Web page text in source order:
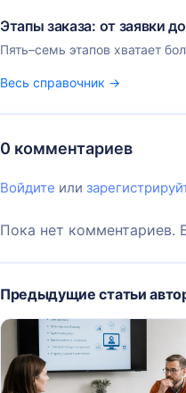
Этапы заказа: от заявки
Пять–семь этапов хватает
Весь справочник →
0 комментариев
Войдите или
Пока нет комментариев.
Предыдущие статьи